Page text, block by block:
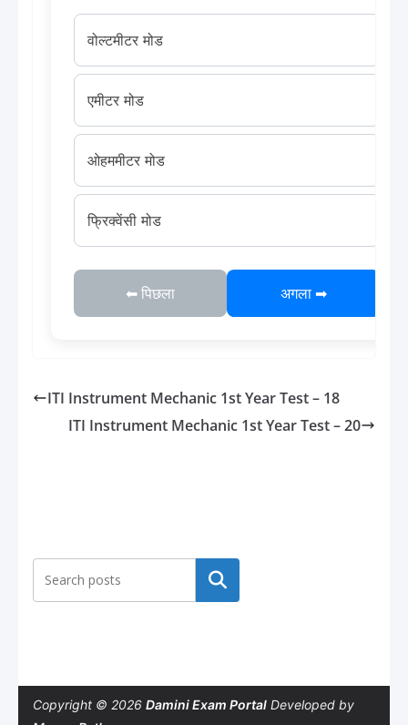
वोल्टमीटर मोड
एमीटर मोड
ओहममीटर मोड
फ्रिक्वेंसी मोड
⬅ पिछला अगला ➡
ITI Instrument Mechanic 1st Year Test – 18
ITI Instrument Mechanic 1st Year Test – 20
Search
Copyright © 2026 Damini Exam Portal Developed by